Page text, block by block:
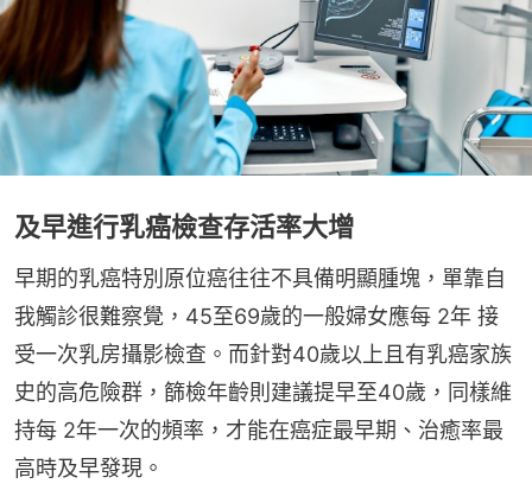
及早進行乳癌檢查存活率大增
早期的乳癌特別原位癌往往不具備明顯腫塊，單靠自
我觸診很難察覺，45至69歲的一般婦女應每 2年 接
受一次乳房攝影檢查。而針對40歲以上且有乳癌家族
史的高危險群，篩檢年齡則建議提早至40歲，同樣維
持每 2年一次的頻率，才能在癌症最早期、治癒率最
高時及早發現。